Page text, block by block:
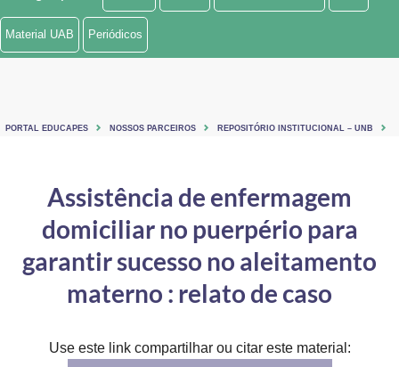
Ministério de Minas e Energia
Controladoria-Geral da União
Ministério da Mulher, da Família e dos Direitos Humanos
Material UAB Periódicos
PORTAL EDUCAPES NOSSOS PARCEIROS REPOSITÓRIO INSTITUCIONAL – UNB
Assistência de enfermagem
domiciliar no puerpério para
garantir sucesso no aleitamento
materno : relato de caso
Use este link compartilhar ou citar este material: